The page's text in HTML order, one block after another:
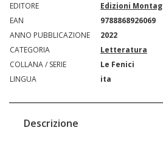
EDITORE
Edizioni Montag
EAN
9788868926069
ANNO PUBBLICAZIONE
2022
CATEGORIA
Letteratura
COLLANA / SERIE
Le Fenici
LINGUA
ita
Descrizione